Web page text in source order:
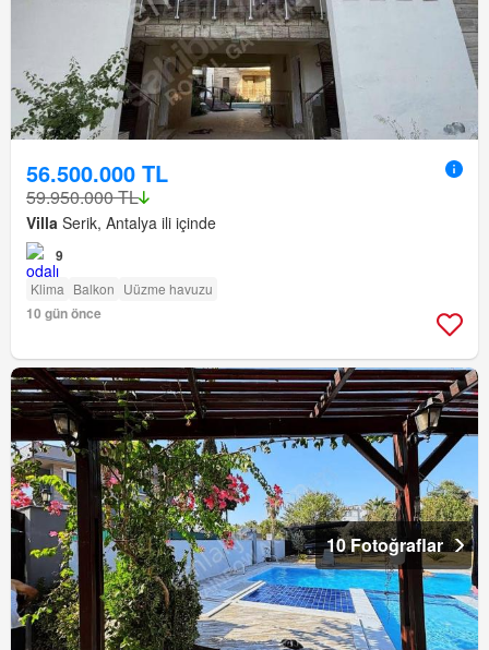
56.500.000 TL
59.950.000 TL
Villa Serik, Antalya ili içinde
9
Klima Balkon Uüzme havuzu
10 gün önce
10 Fotoğraflar